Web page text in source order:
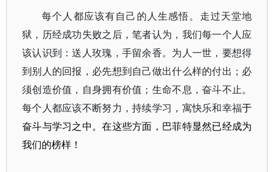
每个人都应该有自己的人生感悟。走过天堂地
狱，历经成功失败之后，笔者认为，我们每一个人应
该认识到：送人玫瑰，手留余香。为人一世，要想得
到别人的回报，必先想到自己做出什么样的付出；必
须创造价值，自身拥有价值；生命不息，奋斗不止。
每个人都应该不断努力，持续学习，寓快乐和幸福于
奋斗与学习之中。在这些方面，巴菲特显然已经成为
我们的榜样！